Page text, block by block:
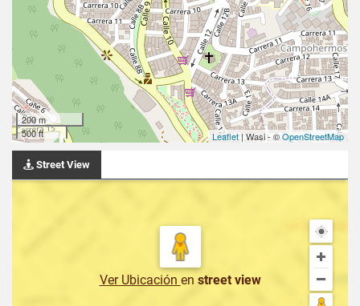
200 m
500 ft
Leaflet| Wasi - ©OpenStreetMap
Street View
Ver Ubicación en street view